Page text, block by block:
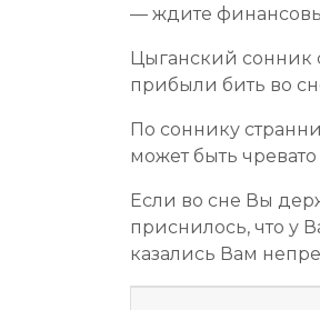
— ждите
Цыганский сонник
прибыли бить во
По соннику
может быть
Если во сне Вы
приснилось, что у
казались Вам